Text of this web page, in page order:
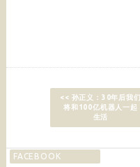
<< 孙正义：30年后我们
将和100亿机器人一起
生活
FACEBOOK